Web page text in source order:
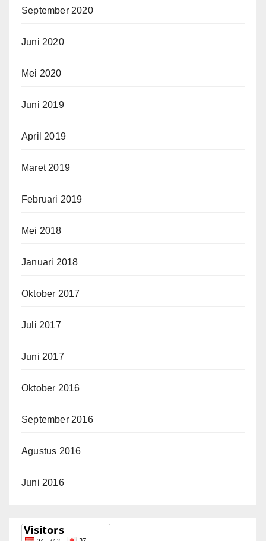
September 2020
Juni 2020
Mei 2020
Juni 2019
April 2019
Maret 2019
Februari 2019
Mei 2018
Januari 2018
Oktober 2017
Juli 2017
Juni 2017
Oktober 2016
September 2016
Agustus 2016
Juni 2016